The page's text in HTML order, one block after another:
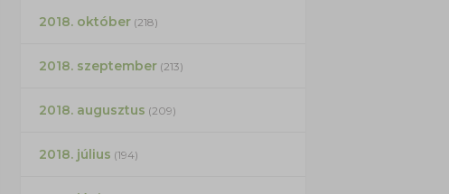
2018. október(218)
2018. szeptember(213)
2018. augusztus (209)
2018. július (194)